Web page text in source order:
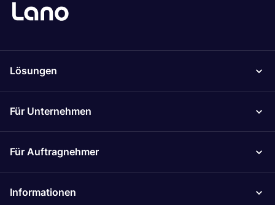
Lösungen
Für Unternehmen
Für Auftragnehmer
Informationen